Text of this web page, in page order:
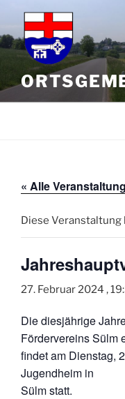
Inhalt
springen
« Alle
Diese
27. Februar 2024 ,
Die diesjährige
Fördervereins Sülm
findet am Dienstag,
Jugendheim in
Sülm statt.